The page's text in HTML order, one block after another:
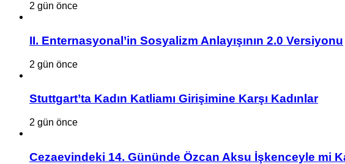
2 gün önce
II. Enternasyonal’in Sosyalizm Anlayışının 2.0 Versiyonu
2 gün önce
Stuttgart’ta Kadın Katliamı Girişimine Karşı Kadınlar
2 gün önce
Cezaevindeki 14. Gününde Özcan Aksu İşkenceyle mi